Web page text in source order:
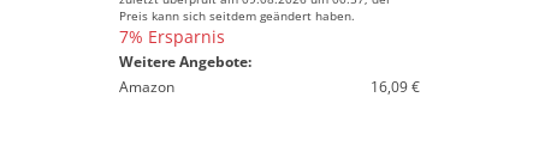
Preis kann sich seitdem geändert haben.
7% Ersparnis
Weitere Angebote:
Amazon
16,09 €